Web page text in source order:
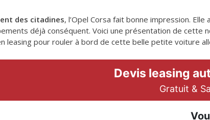
des citadines, l’Opel Corsa fait bonne impression.
déjà conséquent. Voici une présentation de
leasing pour rouler à bord de cette belle petite voiture